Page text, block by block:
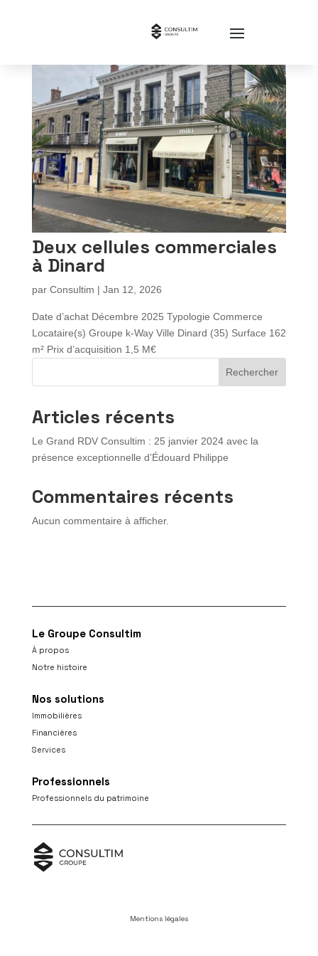
Deux cellules commerciales
à Dinard
par Consultim | Jan 12, 2026
Date d’achat Décembre 2025 Typologie Commerce
Locataire(s) Groupe k-Way Ville Dinard (35) Surface 162
m² Prix d’acquisition 1,5 M€
Rechercher
Articles récents
Le Grand RDV Consultim : 25 janvier 2024 avec la
présence exceptionnelle d’Édouard Philippe
Commentaires récents
Aucun commentaire à afficher.
Le Groupe Consultim
À propos
Notre histoire
Nos solutions
Immobilières
Financières
Services
Professionnels
Professionnels du patrimoine
Mentions légales